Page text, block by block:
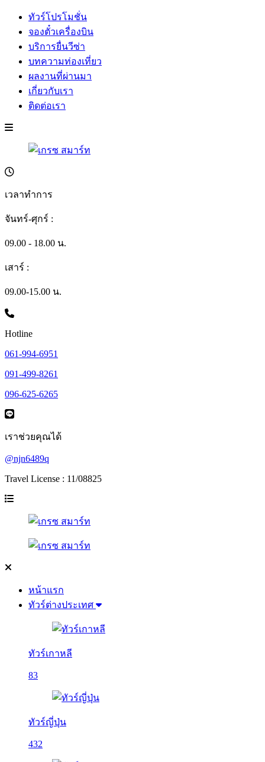
ทัวร์โปรโมชั่น
จองตั๋วเครื่องบิน
บริการยื่นวีซ่า
บทความท่องเที่ยว
ผลงานที่ผ่านมา
เกี่ยวกับเรา
ติดต่อเรา
เวลาทำการ
จันทร์-ศุกร์ :
09.00 - 18.00 น.
เสาร์ :
09.00-15.00 น.
Hotline
061-994-6951
091-499-8261
096-625-6265
เราช่วยคุณได้
@njn6489q
Travel License : 11/08825
หน้าแรก
ทัวร์ต่างประเทศ
ทัวร์เกาหลี
83
ทัวร์ญี่ปุ่น
432